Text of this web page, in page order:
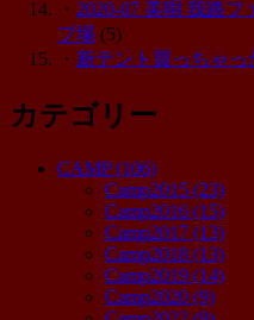
・ 2020-07 美唄 我路
プ場 (5)
・ 新テント買っちゃっ
カテゴリー
CAMP(106)
Camp2015 (23)
Camp2016 (15)
Camp2017 (13)
Camp2018 (13)
Camp2019 (14)
Camp2020 (9)